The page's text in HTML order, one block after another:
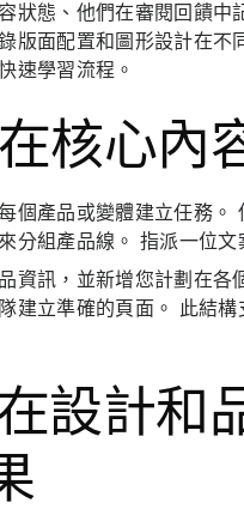
狀態、他們在審閱回饋
版面配置和圖形設計在
速學習流程。
核心內
個產品或變體建立任務
分組產品線。 指派一位
資訊，並新增您計劃在
建立準確的頁面。 此結
設計和